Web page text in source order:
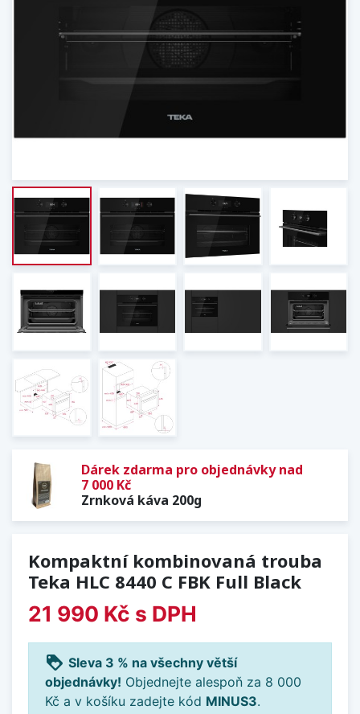
Dárek zdarma pro objednávky nad
7 000 Kč
Zrnková káva 200g
Kompaktní kombinovaná trouba
Teka HLC 8440 C FBK Full Black
21 990 Kč s DPH
loyalty Sleva 3 % na všechny větší
objednávky! Objednejte alespoň za 8 000
Kč a v košíku zadejte kód MINUS3.